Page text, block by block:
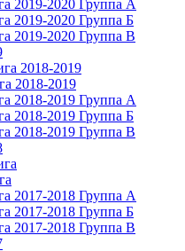
2019-2020 Группа А
2019-2020 Группа Б
2019-2020 Группа В
2018-2019
2018-2019
2018-2019 Группа А
2018-2019 Группа Б
2018-2019 Группа В
2017-2018 Группа А
2017-2018 Группа Б
2017-2018 Группа В